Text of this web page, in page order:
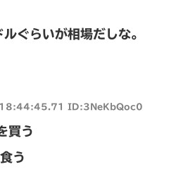
ぐらいが相場だしな。
ID:3NeKbQoc0
買う
う